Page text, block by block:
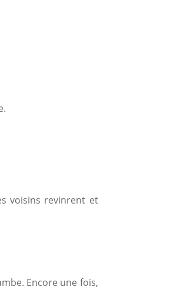
voisins revinrent et
Encore une fois,